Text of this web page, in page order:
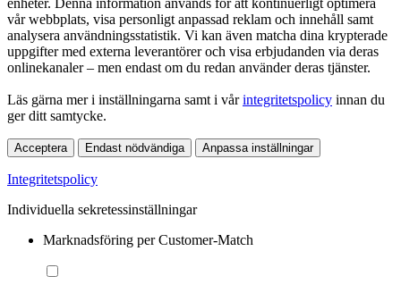
vår webbplats, visa personligt anpassad reklam och innehåll samt
analysera användningsstatistik. Vi kan även matcha dina krypterade
uppgifter med externa leverantörer och visa erbjudanden via deras
onlinekanaler – men endast om du redan använder deras tjänster.
Läs gärna mer i inställningarna samt i vårintegritetspolicy innan du
ger ditt samtycke.
Acceptera Endast nödvändiga Anpassa inställningar
Integritetspolicy
Individuella sekretessinställningar
Marknadsföring per Customer-Match